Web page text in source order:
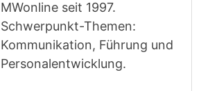
MWonline seit 1997.
Schwerpunkt-Themen:
Kommunikation, Führung und
Personalentwicklung.